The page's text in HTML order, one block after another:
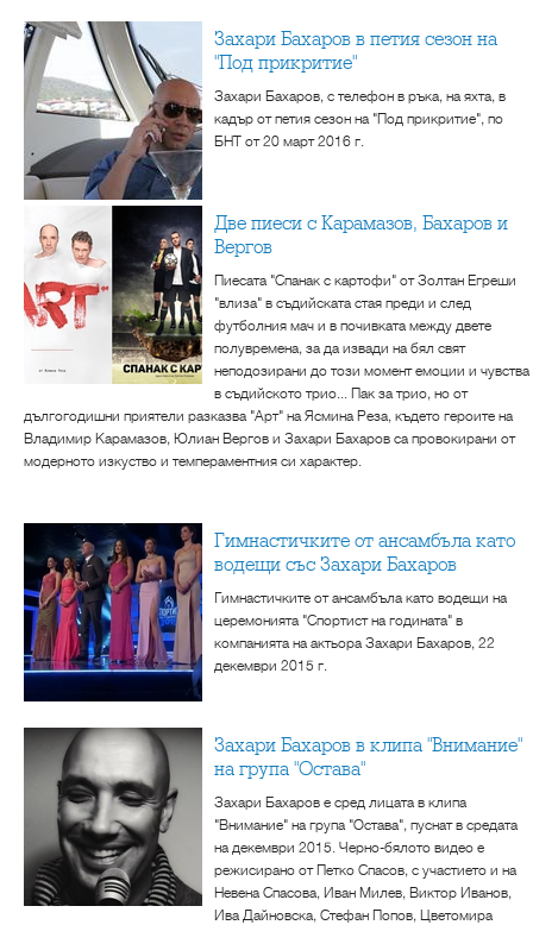
Захари Бахаров в петия сезон на
"Под прикритие"
Захари Бахаров, с телефон в ръка, на яхта, в
кадър от петия сезон на "Под прикритие", по
БНТ от 20 март 2016 г.
Две пиеси с Карамазов, Бахаров и
Вергов
Пиесата "Спанак с картофи" от Золтан Егреши
"влиза" в съдийската стая преди и след
футболния мач и в почивката между двете
полувремена, за да извади на бял свят
неподозирани до този момент емоции и чувства
в съдийското трио... Пак за трио, но от
дългогодишни приятели разказва "Арт" на Ясмина Реза, където героите на
Владимир Карамазов, Юлиан Вергов и Захари Бахаров са провокирани от
модерното изкуство и темпераментния си характер.
Гимнастичките от ансамбъла като
водещи със Захари Бахаров
Гимнастичките от ансамбъла като водещи на
церемонията "Спортист на годината" в
компанията на актьора Захари Бахаров, 22
декември 2015 г.
Захари Бахаров в клипа "Внимание"
на група "Остава"
Захари Бахаров е сред лицата в клипа
"Внимание" на група "Остава", пуснат в средата
на декември 2015. Черно-бялото видео е
режисирано от Петко Спасов, с участието и на
Невена Спасова, Иван Милев, Виктор Иванов,
Ива Дайновска, Стефан Попов, Цветомира